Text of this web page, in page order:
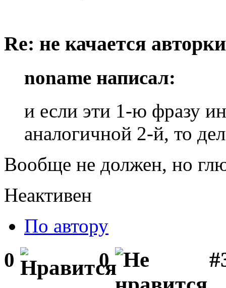
Re: не качается
noname написал:
и если эти 1-ю фразу
аналогичной 2-й, то
Вообще не должен, но
Неактивен
По автору
0 0